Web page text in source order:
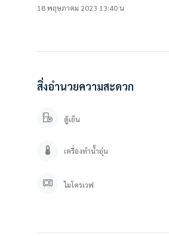
สนใจติดต่อ / นัดดูห้อง
TIKTOK : Besthomecondo
ที่ตั้ง :
https://goo.gl/maps/
18 พฤษภาคม 2023 13:40 น
สิ่งอำนวยความสะดวก
ตู้เย็น
เครื่องทำน้ำอุ่น
ไมโครเวฟ